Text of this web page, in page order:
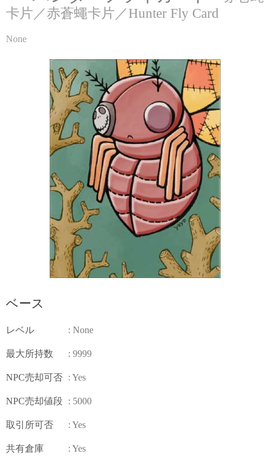
卡片／赤蒼蠅卡片／Hunter Fly Card
None
ベース
レベル : None
最大所持数 : 9999
NPC売却可否 : Yes
NPC売却値段 : 5000
取引所可否 : Yes
共有倉庫 : Yes